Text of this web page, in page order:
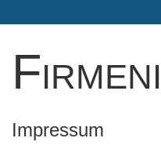
Impressum